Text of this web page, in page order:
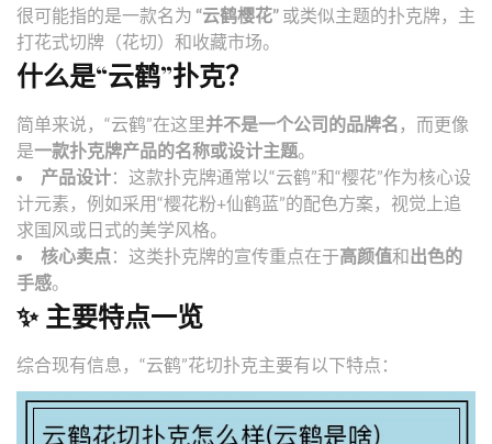
很可能指的是一款名为 “云鹤樱花” 或类似主题的扑克牌，主
打花式切牌（花切）和收藏市场。
什么是“云鹤”扑克？
简单来说，“云鹤”在这里并不是一个公司的品牌名 ，而更像
是一款扑克牌产品的名称或设计主题。
产品设计：这款扑克牌通常以“云鹤”和“樱花”作为核心设
计元素，例如采用“樱花粉+仙鹤蓝”的配色方案，视觉上追
求国风或日式的美学风格。
核心卖点 ：这类扑克牌的宣传重点在于高颜值和出色的
手感。
✨ 主要特点一览
综合现有信息，“云鹤”花切扑克主要有以下特点：